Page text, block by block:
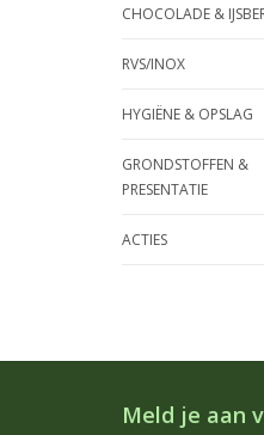
CHOCOLADE &
RVS/INOX
HYGIËNE & OPSLAG
GRONDSTOFFEN &
PRESENTATIE
ACTIES
Meld je aan